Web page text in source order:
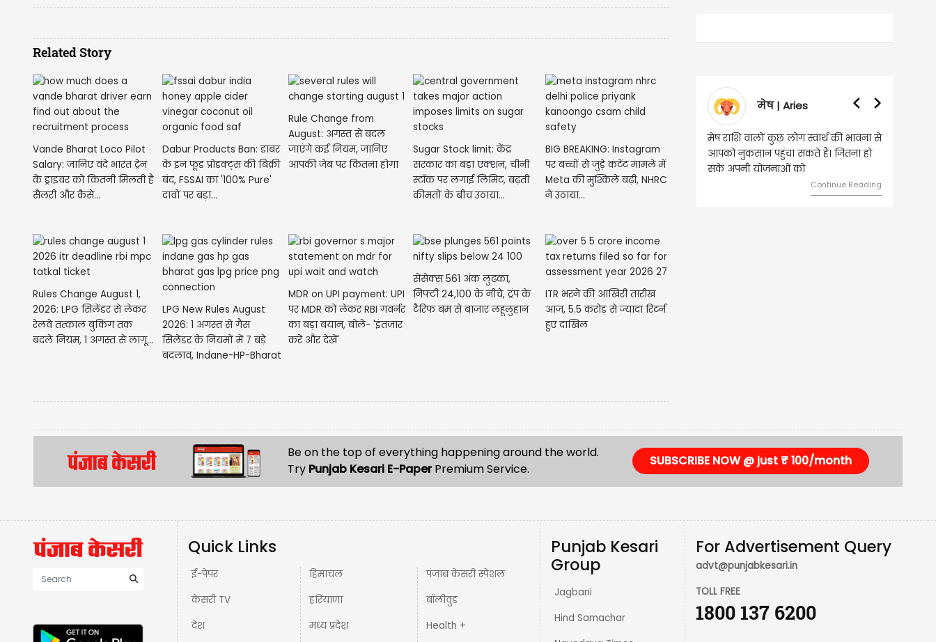
Related Story
Vande Bharat Loco Pilot
Salary: जानिए वंदे भारत ट्रेन
के ड्राइवर को कितनी मिलती है
सैलरी और कैसे...
Dabur Products Ban: डाबर
के इन फूड प्रोडक्ट्स की बिक्री
बंद, FSSAI का '100% Pure'
दावों पर बड़ा...
Rule Change from
August: अगस्त से बदल
जाएंगे कई नियम, जानिए
आपकी जेब पर कितना होगा
Sugar Stock limit: केंद्र
सरकार का बड़ा एक्‍शन, चीनी
स्टॉक पर लगाई लिमिट, बढ़ती
कीमतों के बीच उठाया...
BIG BREAKING: Instagram
पर बच्चों से जुड़े कंटेंट मामले में
Meta की मुश्किलें बढ़ी, NHRC
ने उठाया...
Rules Change August 1,
2026: LPG सिलेंडर से लेकर
रेलवे तत्काल बुकिंग तक
बदले नियम, 1 अगस्त से लागू...
LPG New Rules August
2026: 1 अगस्त से गैस
सिलेंडर के नियमों में 7 बड़े
बदलाव, Indane-HP-Bharat
MDR on UPI payment: UPI
पर MDR को लेकर RBI गवर्नर
का बड़ा बयान, बोले- 'इंतजार
करें और देखें'
सेंसेक्स 561 अंक लुढ़का,
निफ्टी 24,100 के नीचे, ट्रंप के
टैरिफ बम से बाजार लहूलुहान
ITR भरने की आखिरी तारीख
आज, 5.5 करोड़ से ज्यादा रिटर्न
हुए दाखिल
मेष | Aries
मेष राशि वालों कुछ लोग स्वार्थ की भावना से
आपको नुकसान पहुंचा सकते हैं। जितना हो
सके अपनी योजनाओं को
Continue Reading
वृष राशि
Be on the top of everything happening around the world.
Try Punjab Kesari E-PaperPremium Service.
SUBSCRIBE NOW @ just ₹ 100/month
Quick Links
ई-पेपर
केसरी TV
देश
हिमाचल
हरियाणा
मध्य प्रदेश़
पंजाब केसरी स्पेशल
बॉलीवुड
Health +
Punjab Kesari
Group
Jagbani
Hind Samachar
For Advertisement Query
advt@punjabkesari.in
TOLL FREE
1800 137 6200